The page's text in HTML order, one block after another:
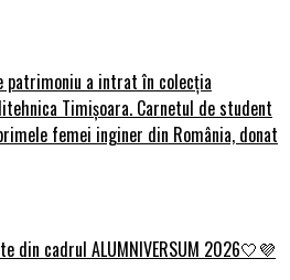
patrimoniu a intrat în colecția
Timișoara. Carnetul de student
femei inginer din România, donat
din cadrul ALUMNIVERSUM 2026🤍💜